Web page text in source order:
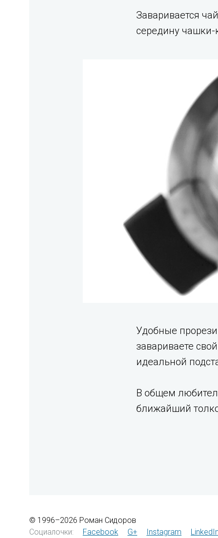
Заваривается
середину чашки-
Удобные
завариваете
идеальной
В общем
ближайший
© 1996–2026 Роман Сидоров
Социалочки:
Facebook G+ Instagram